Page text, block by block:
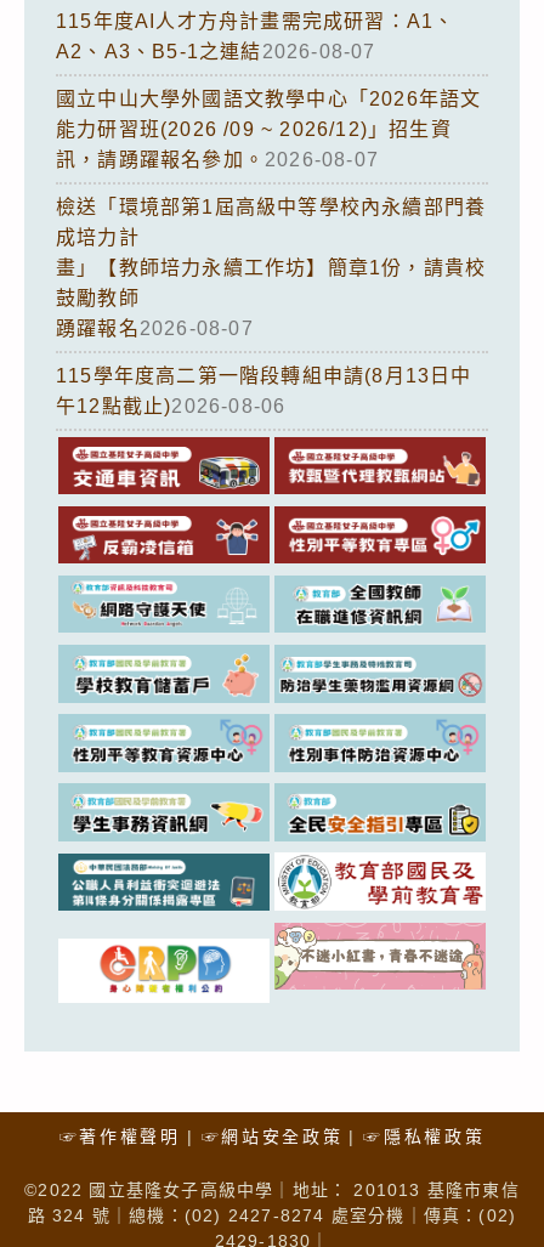
115年度AI人才方舟計畫需完成研習：A1、
A2、A3、B5-1之連結2026-08-07
國立中山大學外國語文教學中心「2026年語文
能力研習班(2026 /09 ~ 2026/12)」招生資
訊，請踴躍報名參加。 2026-08-07
檢送「環境部第1屆高級中等學校內永續部門養
成培力計
畫」【教師培力永續工作坊】簡章1份，請貴校
鼓勵教師
踴躍報名2026-08-07
115學年度高二第一階段轉組申請(8月13日中
午12點截止)2026-08-06
☞著作權聲明 ☞網站安全政策 ☞隱私權政策
©2022 國立基隆女子高級中學｜地址： 201013 基隆市東信
路 324 號｜總機：(02) 2427-8274 處室分機｜傳真：(02)
2429-1830｜